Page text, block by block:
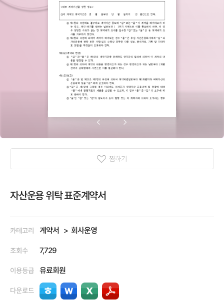
찜하기
자산운용 위탁 표준계약서
카테고리 계약서 회사운영
조회수 7,729
이용등급 유료회원
다운로드